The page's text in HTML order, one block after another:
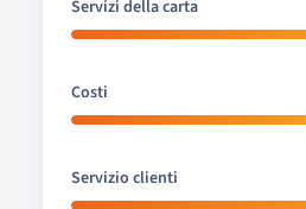
Servizi della carta
Costi
Servizio clienti